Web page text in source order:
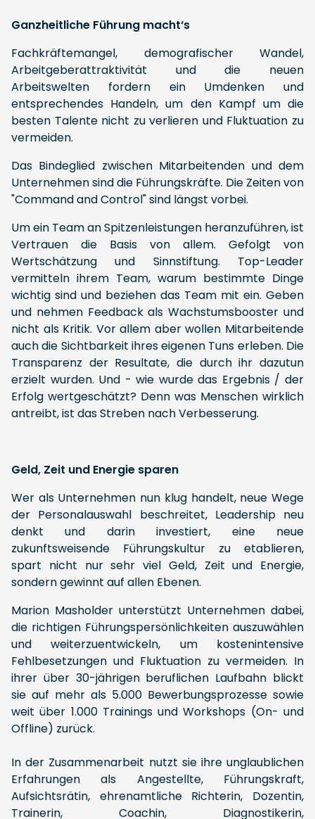
Ganzheitliche Führung macht‘s
Fachkräftemangel, demografischer Wandel,
Arbeitgeberattraktivität und die neuen
Arbeitswelten fordern ein Umdenken und
entsprechendes Handeln, um den Kampf um die
besten Talente nicht zu verlieren und Fluktuation zu
vermeiden.
Das Bindeglied zwischen Mitarbeitenden und dem
Unternehmen sind die Führungskräfte. Die Zeiten von
"Command and Control" sind längst vorbei.
Um ein Team an Spitzenleistungen heranzuführen, ist
Vertrauen die Basis von allem. Gefolgt von
Wertschätzung und Sinnstiftung. Top-Leader
vermitteln ihrem Team, warum bestimmte Dinge
wichtig sind und beziehen das Team mit ein. Geben
und nehmen Feedback als Wachstumsbooster und
nicht als Kritik. Vor allem aber wollen Mitarbeitende
auch die Sichtbarkeit ihres eigenen Tuns erleben. Die
Transparenz der Resultate, die durch ihr dazutun
erzielt wurden. Und - wie wurde das Ergebnis / der
Erfolg wertgeschätzt? Denn was Menschen wirklich
antreibt, ist das Streben nach Verbesserung.
Geld, Zeit und Energie sparen
Wer als Unternehmen nun klug handelt, neue Wege
der Personalauswahl beschreitet, Leadership neu
denkt und darin investiert, eine neue
zukunftsweisende Führungskultur zu etablieren,
spart nicht nur sehr viel Geld, Zeit und Energie,
sondern gewinnt auf allen Ebenen.
Marion Masholder unterstützt Unternehmen dabei,
die richtigen Führungspersönlichkeiten auszuwählen
und weiterzuentwickeln, um kostenintensive
Fehlbesetzungen und Fluktuation zu vermeiden. In
ihrer über 30-jährigen beruflichen Laufbahn blickt
sie auf mehr als 5.000 Bewerbungsprozesse sowie
weit über 1.000 Trainings und Workshops (On- und
Offline) zurück.
In der Zusammenarbeit nutzt sie ihre unglaublichen
Erfahrungen als Angestellte, Führungskraft,
Aufsichtsrätin, ehrenamtliche Richterin, Dozentin,
Trainerin, Coachin, Diagnostikerin,